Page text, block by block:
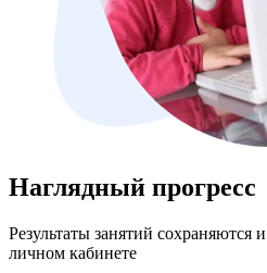
Наглядный прогресс
Результаты занятий сохраняются
личном кабинете